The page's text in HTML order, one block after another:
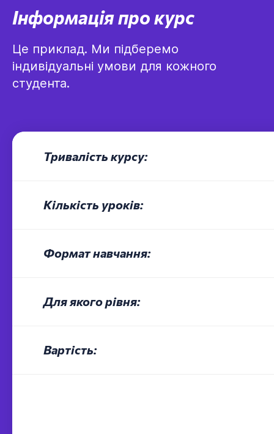
Інформація про курс
Це приклад. Ми підберемо
індивідуальні умови для кожного
студента.
Тривалість курсу:
Кількість уроків:
Формат навчання:
Для якого рівня:
Вартість: